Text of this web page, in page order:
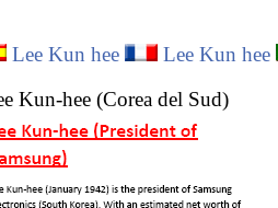
Lee Kun hee Lee Kun hee
Kun-hee (Corea del Sud)